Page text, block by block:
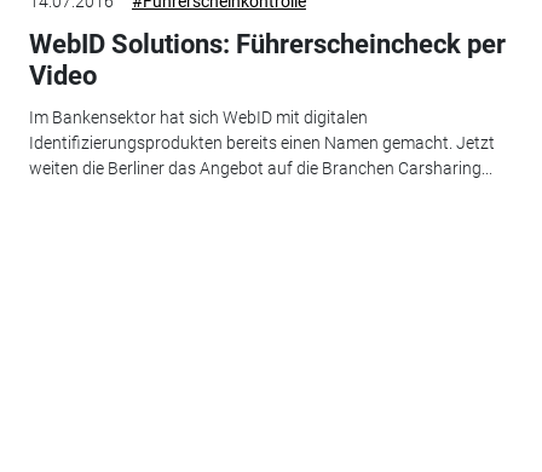
WebID Solutions: Führerscheincheck per
Video
Im Bankensektor hat sich WebID mit digitalen
Identifizierungsprodukten bereits einen Namen gemacht. Jetzt
weiten die Berliner das Angebot auf die Branchen Carsharing...